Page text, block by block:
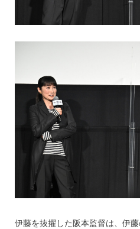
伊藤を抜擢した阪本監督は、伊